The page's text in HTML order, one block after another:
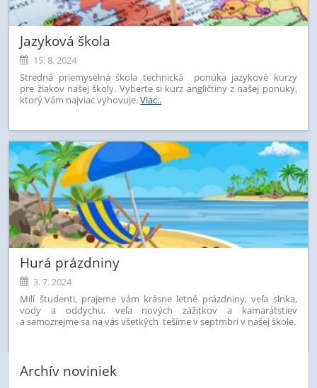
Jazyková škola
15. 8. 2024
Stredná priemyselná škola technická ponúka jazykové kurzy
pre žiakov našej školy. Vyberte si kurz angličtiny z našej ponuky,
ktorý Vám najviac vyhovuje.Viac..
Hurá prázdniny
3. 7. 2024
Milí študenti, prajeme vám krásne letné prázdniny, veľa slnka,
vody a oddychu, veľa nových zážitkov a kamarátstiev
a samozrejme sa na vás všetkých tešíme v septmbri v našej škole.
Archív noviniek